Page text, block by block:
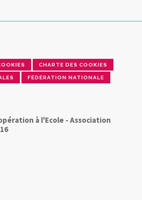
CHARTE DES COOKIES
FÉDÉRATION NATIONALE
à l'Ecole - Association